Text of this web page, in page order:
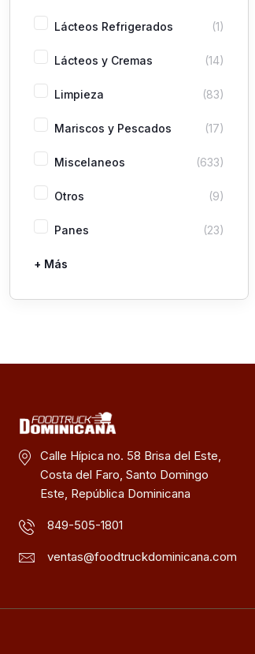
Lácteos Refrigerados (1)
Lácteos y Cremas (14)
Limpieza (83)
Mariscos y Pescados (17)
Miscelaneos (633)
Otros (9)
Panes (23)
Pastas
Picaderas
Sazones y Salsas
Vegetales
+ Más
Calle Hípica no. 58 Brisa del Este,
Costa del Faro, Santo Domingo
Este, República Dominicana
849-505-1801
ventas@foodtruckdominicana.com